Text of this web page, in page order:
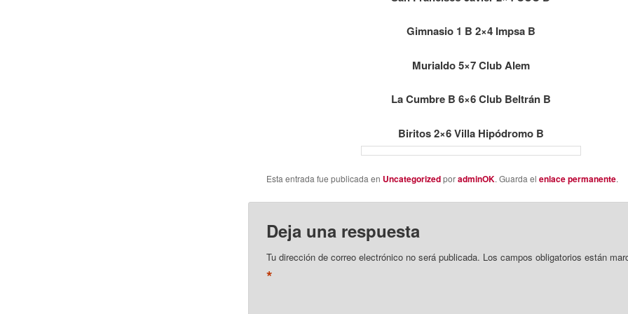
Gimnasio 1 B 2×4 Impsa B
Murialdo 5×7 Club Alem
La Cumbre B 6×6 Club Beltrán B
Biritos 2×6 Villa Hipódromo B
Esta entrada fue publicada en UncategorizedporadminOK. Guarda el enlace permanente.
Deja una respuesta
Tu dirección de correo electrónico no será publicada. Los campos obligatorios están
*